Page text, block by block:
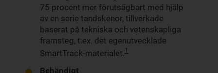
75 procent mer förutsägbart med hjälp
av en serie tandskenor, tillverkade
baserat på tekniska och vetenskapliga
framsteg, t.ex. det egenutvecklade
SmartTrack-materialet.1
Behändigt